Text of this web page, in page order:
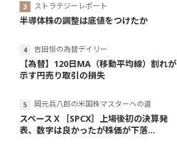
ストラテジーレポート
半導体株の調整は底値をつけたか
吉田恒の為替デイリー
【為替】120日MA（移動平均線）割れが
示す円売り取引の損失
岡元兵八郎の米国株マスターへの道
スペースＸ［SPCX］上場後初の決算発
表、数字は良かったが株価が下落...